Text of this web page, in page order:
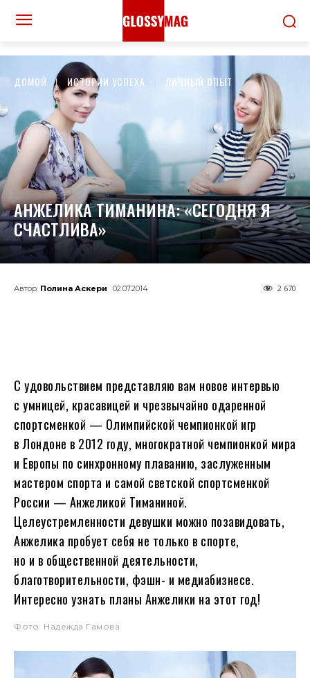
ДОМОЙ ИСТОРИИ УСПЕХА ЛИЧНЫЙ ОПЫТ
АНЖЕЛИКА ТИМАНИНА: «СЕГОДНЯ Я
СЧАСТЛИВА»
Автор: Полина Аскери 02.07.2014 2 670
С удовольствием представляю вам новое интервью
с умницей, красавицей и чрезвычайно одаренной
спортсменкой — Олимпийской чемпионкой игр
в Лондоне в 2012 году, многократной чемпионкой мира
и Европы по синхронному плаванию, заслуженным
мастером спорта и самой светской спортсменкой
России — Анжеликой Тиманиной.
Целеустремленности девушки можно позавидовать,
Анжелика пробует себя не только в спорте,
но и в общественной деятельности,
благотворительности, фэшн- и медиабизнесе.
Интересно узнать планы Анжелики на этот год!
Фото: Надежда Гамова